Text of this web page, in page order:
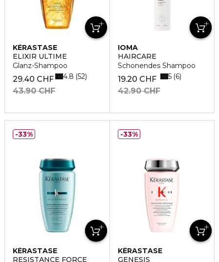
KÉRASTASE
ELIXIR ULTIME
Glanz-Shampoo
29.40 CHF
43.90 CHF
4.8 52
IOMA
HAIRCARE
Schonendes Shampoo
19.20 CHF
42.90 CHF
5 6
KÉRASTASE
RESISTANCE FORCE
33%
KÉRASTASE
GENESIS
33%